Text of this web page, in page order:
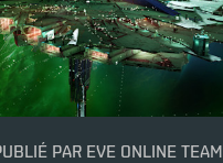
PAR EVE ONLINE TEAM